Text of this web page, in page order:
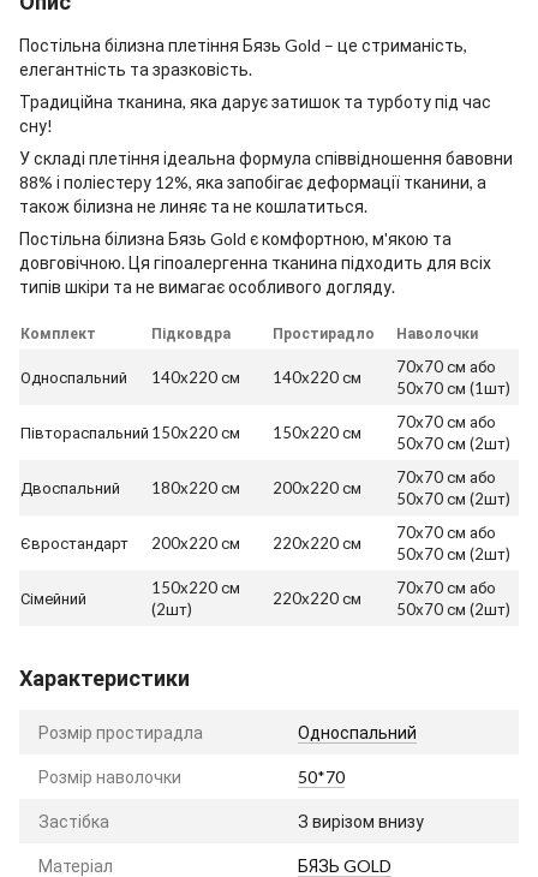
Постільна білизна плетіння Бязь Gold – це стриманість,
елегантність та зразковість.
Традиційна тканина, яка дарує затишок та турботу під час
сну!
У складі плетіння ідеальна формула співвідношення бавовни
88% і поліестеру 12%, яка запобігає деформації тканини, а
також білизна не линяє та не кошлатиться.
Постільна білизна Бязь Gold є комфортною, м'якою та
довговічною. Ця гіпоалергенна тканина підходить для всіх
типів шкіри та не вимагає особливого догляду.
Комплект Підковдра Простирадло Наволочки
Односпальний 140x220 см 140x220 см
70x70 см або
50x70 см (1шт)
Півтораспальний 150x220 см 150x220 см
70x70 см або
50x70 см (2шт)
Двоспальний 180x220 см 200x220 см
70x70 см або
50x70 см (2шт)
Євростандарт 200x220 см 220x220 см
70x70 см або
50x70 см (2шт)
Сімейний
150x220 см
(2шт)
220x220 см
70x70 см або
50x70 см (2шт)
Характеристики
Розмір простирадла Односпальний
Розмір наволочки 50*70
Застібка З вирізом внизу
Матеріал БЯЗЬ GOLD